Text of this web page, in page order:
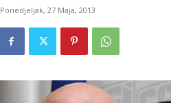
Ponedjeljak, 27 Maja, 2013